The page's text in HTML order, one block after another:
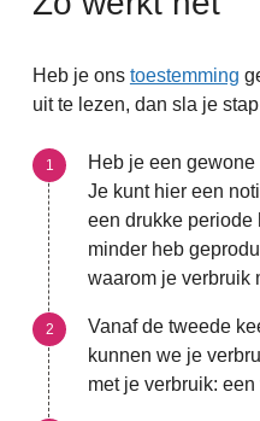
Heb je ons toestemming
uit te lezen, dan sla je
Heb je een
Je kunt hier een
een drukke periode
minder heb
waarom je verbruik
Vanaf de tweede
kunnen we je
met je verbruik: